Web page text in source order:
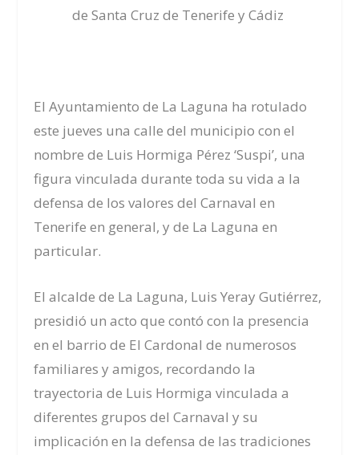
de Santa Cruz de Tenerife y Cádiz
El Ayuntamiento de La Laguna ha rotulado
este jueves una calle del municipio con el
nombre de Luis Hormiga Pérez ‘Suspi’, una
figura vinculada durante toda su vida a la
defensa de los valores del Carnaval en
Tenerife en general, y de La Laguna en
particular.
El alcalde de La Laguna, Luis Yeray Gutiérrez,
presidió un acto que contó con la presencia
en el barrio de El Cardonal de numerosos
familiares y amigos, recordando la
trayectoria de Luis Hormiga vinculada a
diferentes grupos del Carnaval y su
implicación en la defensa de las tradiciones